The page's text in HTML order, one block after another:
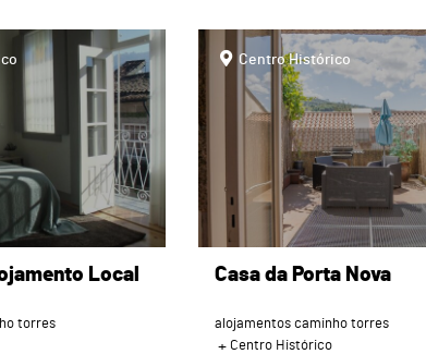
Local
torres
pageCentro Histórico
Casa da Porta Nova
alojamentos caminho torres
Centro Histórico